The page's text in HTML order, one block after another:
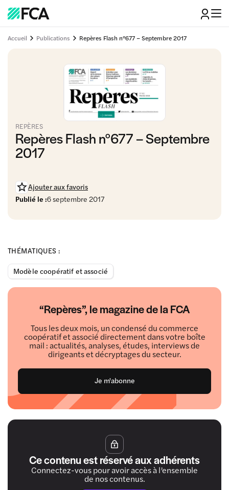
Accueil Publications Repères Flash n°677 – Septembre 2017
REPÈRES
Repères Flash n°677 – Septembre
2017
Ajouter aux favoris
Publié le :6 septembre 2017
THÉMATIQUES :
Modèle coopératif et associé
“Repères”, le magazine de la FCA
Tous les deux mois, un condensé du commerce
coopératif et associé directement dans votre boîte
mail : actualités, analyses, études, interviews de
dirigeants et décryptages du secteur.
Je m'abonne
Ce contenu est réservé aux adhérents
Connectez-vous pour avoir accès à l’ensemble
de nos contenus.